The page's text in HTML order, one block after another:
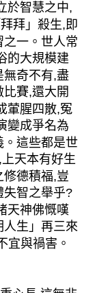
於智慧之中,
拜」殺生,即
一。世人常
的大規模建
無奇不有,盡
賽,還大開
葷腥四散,冤
變成爭名為
這些都是世
天本有好生
修德積福,豈
失智之舉乎?
天神佛慨嘆
生」再三來
宜與禍害。